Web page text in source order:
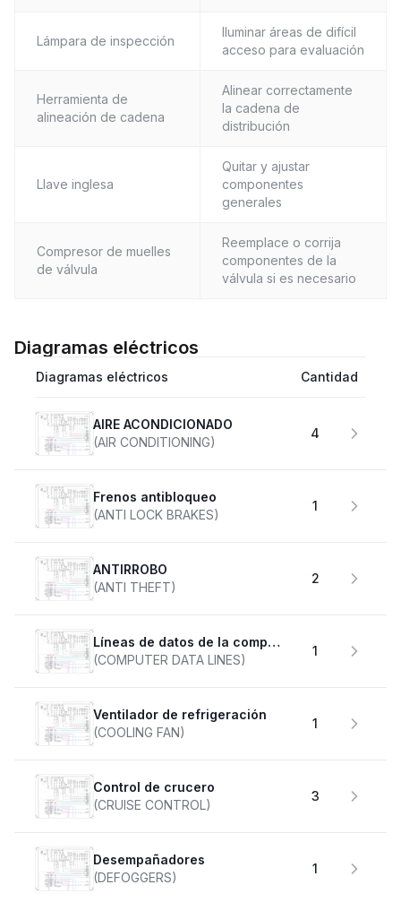
Lámpara de inspección
Iluminar áreas de difícil
acceso para evaluación
Herramienta de
alineación de cadena
Alinear correctamente
la cadena de
distribución
Llave inglesa
Quitar y ajustar
componentes
generales
Compresor de muelles
de válvula
Reemplace o corrija
componentes de la
válvula si es necesario
Diagramas eléctricos
Diagramas eléctricos Cantidad
AIRE ACONDICIONADO
(AIR CONDITIONING)
4
Frenos antibloqueo
(ANTI LOCK BRAKES)
1
ANTIRROBO
(ANTI THEFT)
2
Líneas de datos de la computadora
(COMPUTER DATA LINES)
1
Ventilador de refrigeración
(COOLING FAN)
1
Control de crucero
(CRUISE CONTROL)
3
desempañadores
(DEFOGGERS)
1